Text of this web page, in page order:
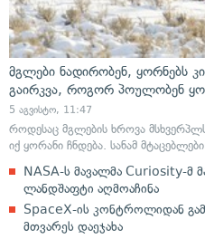
მგლები ნადირობენ, ყორნებს
გაირკვა, როგორ პოულობენ
5 აგვისტო, 11:47
როდესაც მგლების ხროვა
იქ ყორანი ჩნდება. სანამ
NASA-ს მავალმა Curiosity-მ
ლანდშაფტი აღმოაჩინა
SpaceX-ის კონტროლიდან
მთვარეს დაეჯახა